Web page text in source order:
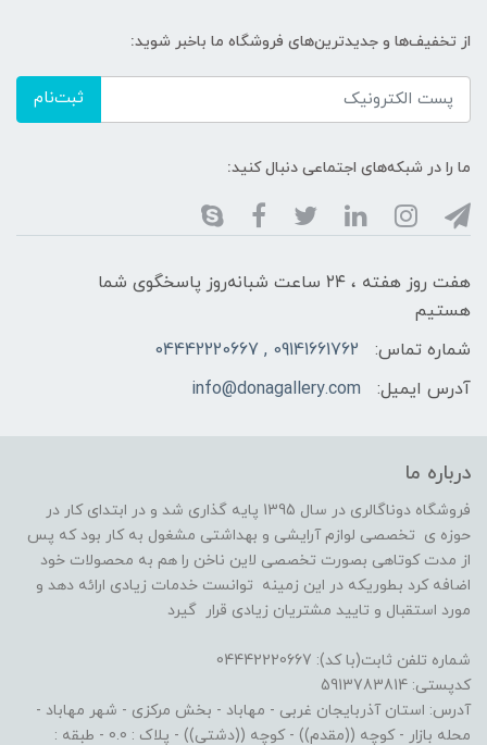
از تخفیف‌ها و جدیدترین‌های فروشگاه ما باخبر شوید:
ثبت‌نام
ما را در شبکه‌های اجتماعی دنبال کنید:
هفت روز هفته ، ۲۴ ساعت شبانه‌روز پاسخگوی شما
هستیم
شماره تماس:
09141661762 , 04442220667
آدرس ایمیل:
info@donagallery.com
درباره ما
فروشگاه دوناگالری در سال 1395 پایه گذاری شد و در ابتدای کار در
حوزه ی تخصصی لوازم آرایشی و بهداشتی مشغول به کار بود که پس
از مدت کوتاهی بصورت تخصصی لاین ناخن را هم به محصولات خود
اضافه کرد بطوریکه در این زمینه توانست خدمات زیادی ارائه دهد و
مورد استقبال و تایید مشتریان زیادی قرار گیرد
شماره تلفن ثابت(با کد): 04442220667
کدپستی: 5913783814
آدرس: استان آذربایجان غربی - مهاباد - بخش مرکزی - شهر مهاباد -
محله بازار - کوچه ((مقدم)) - کوچه ((دشتی)) - پلاک : 0.0 - طبقه :